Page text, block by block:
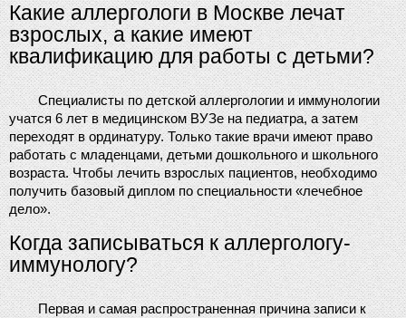
Какие аллергологи в Москве лечат
взрослых, а какие имеют
квалификацию для работы с детьми?
Специалисты по детской аллергологии и иммунологии
учатся 6 лет в медицинском ВУЗе на педиатра, а затем
переходят в ординатуру. Только такие врачи имеют право
работать с младенцами, детьми дошкольного и школьного
возраста. Чтобы лечить взрослых пациентов, необходимо
получить базовый диплом по специальности «лечебное
дело».
Когда записываться к аллергологу-
иммунологу?
Первая и самая распространенная причина записи к